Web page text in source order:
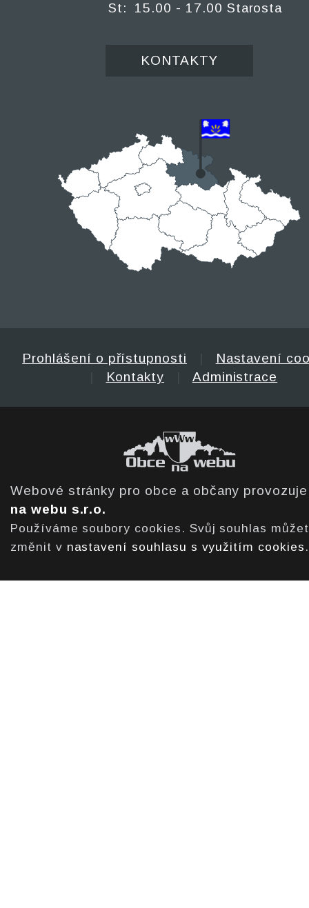
St: 15.00 - 17.00 Starosta
KONTAKTY
Prohlášení o přístupnosti
Nastavení
Kontakty Administrace
Webové stránky pro obce a občany
na webu s.r.o.
Používáme soubory cookies. Svůj souhlas
změnit v nastavení souhlasu s využitím cookies .